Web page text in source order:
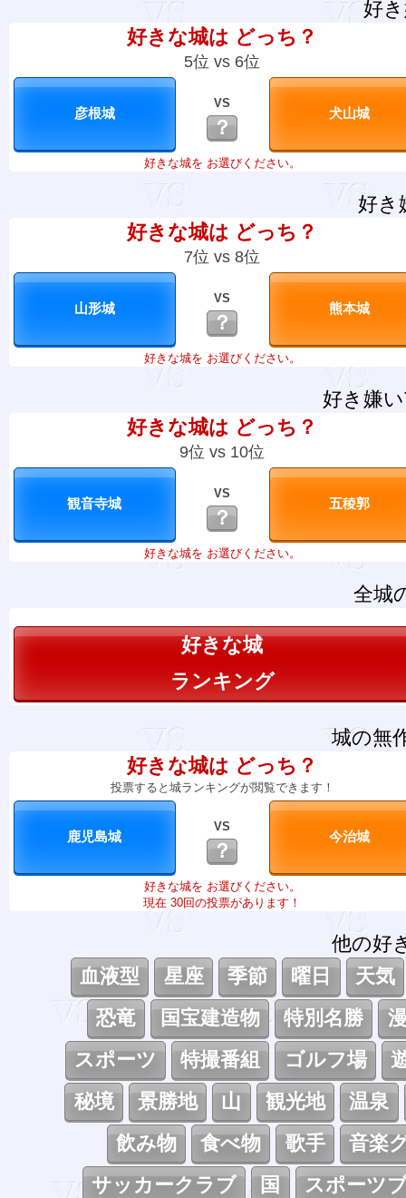
好
好きな城は どっち？
5位 vs 6位
VS
？
好きな城を お選びください。
好き
好きな城は どっち？
7位 vs 8位
VS
？
好きな城を お選びください。
好き嫌
好きな城は どっち？
9位 vs 10位
VS
？
好きな城を お選びください。
全城
好きな城
ランキング
城の無
好きな城は どっち？
投票すると城ランキングが閲覧できます！
VS
？
好きな城を お選びください。
現在 30回の投票があります！
他の好
血液型
星座 季節 曜日
天気
恐竜
国宝建造物 特別名勝
スポーツ
特撮番組 ゴルフ場
秘境
景勝地 山 観光地
温泉
飲み物
食べ物 歌手
音楽
サッカークラブ
国 スポーツ